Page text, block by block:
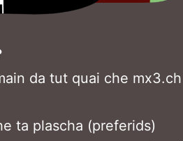
da tut quai che
ta plascha (preferids)